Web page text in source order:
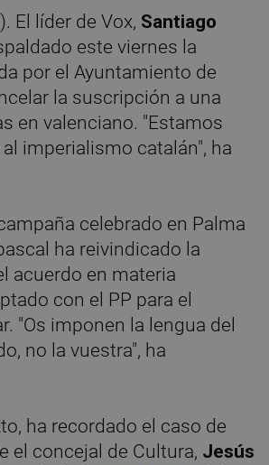
El líder de Vox, Santiago
este viernes la
por el Ayuntamiento de
la suscripción a una
en valenciano. "Estamos
imperialismo catalán", ha
celebrado en Palma
ha reivindicado la
acuerdo en materia
con el PP para el
"Os imponen la lengua del
no la vuestra", ha
ha recordado el caso de
el concejal de Cultura, Jesús